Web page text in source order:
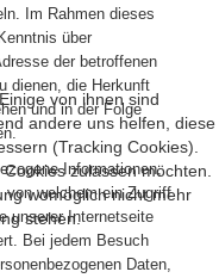
Im Rahmen dieses
über
der betroffenen
dienen, die Herkunft
und in der Folge
Informationen,
welchem ein Zugriff
unserer Internetseite
Bei jedem Besuch
Daten,
von ihnen sind
andere uns helfen, diese
(Tracking Cookies).
zulassen möchten.
womöglich nicht mehr
stehen.